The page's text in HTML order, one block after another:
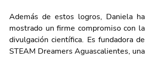
Además de estos logros, Daniela ha
mostrado un firme compromiso con la
divulgación científica. Es fundadora de
STEAM Dreamers Aguascalientes, una